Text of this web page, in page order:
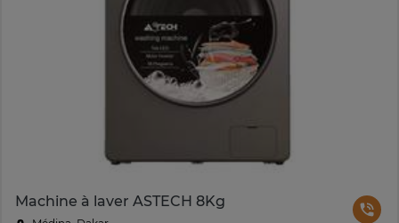
Machine à laver ASTECH 8Kg